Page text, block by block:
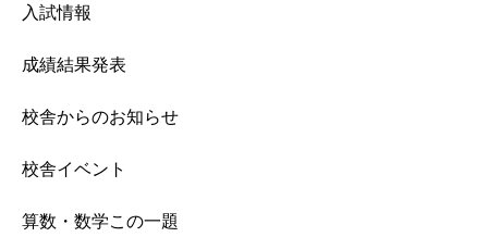
入試情報
成績結果発表
校舎からのお知らせ
校舎イベント
算数・数学この一題